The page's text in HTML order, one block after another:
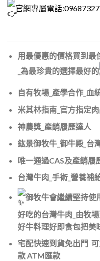
官網專屬電話
用最優惠的價格買到最
_為最珍貴的選擇最好的
自有牧場_產學合作_血
米其林指南_官方指定
神農獎_產銷履歷達人
鈜景御牧牛_御牛殿_台
唯一通過CAS及產銷履
台灣牛肉_手術_營養補
御牧牛會繼續堅持使
好吃的台灣牛肉_由牧
好牛料理好即食包把美
宅配快速到貨免出門
款 ATM匯款